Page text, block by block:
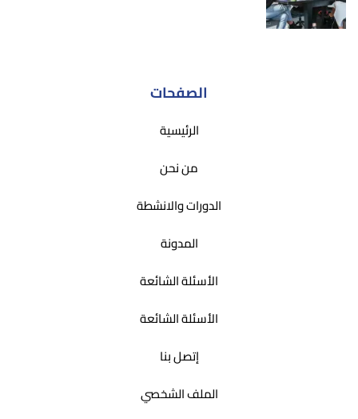
الصفحات
الرئيسية
من نحن
الدورات والانشطة
المدونة
الأسئلة الشائعة
الأسئلة الشائعة
إتصل بنا
الملف الشخصي